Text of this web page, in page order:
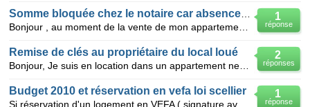
1
réponse
2
réponses
Remise de clés au propriétaire du local loué
1
réponse
Budget 2010 et réservation en vefa loi scellier